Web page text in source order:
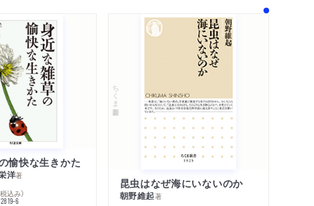
愉快な生きかた
洋著
込み）
6
ちくま新書
昆虫はなぜ海にいないのか
朝野維起著